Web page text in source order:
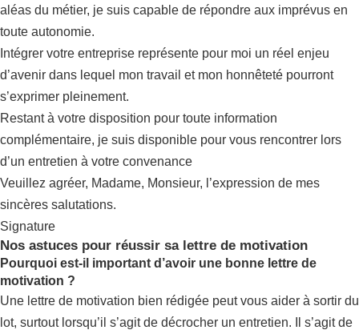
aléas du métier, je suis capable de répondre aux imprévus en
toute autonomie.
Intégrer votre entreprise représente pour moi un réel enjeu
d’avenir dans lequel mon travail et mon honnêteté pourront
s’exprimer pleinement.
Restant à votre disposition pour toute information
complémentaire, je suis disponible pour vous rencontrer lors
d’un entretien à votre convenance
Veuillez agréer, Madame, Monsieur, l’expression de mes
sincères salutations.
Signature
Nos astuces pour réussir sa lettre de motivation
Pourquoi est-il important d’avoir une bonne lettre de
motivation ?
Une lettre de motivation bien rédigée peut vous aider à sortir du
lot, surtout lorsqu’il s’agit de décrocher un entretien. Il s’agit de